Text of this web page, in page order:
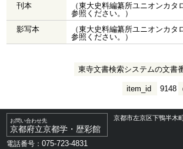
刊本
（東大史料編纂所ユニオンカタ
参照ください。）
影写本
（東大史料編纂所ユニオンカタ
参照ください。）
東寺文書検索システムの文書
item_id 9148
お問い合わせ先
京都府立京都学・歴彩館
京都市左京区下鴨半木
電話番号：075-723-4831